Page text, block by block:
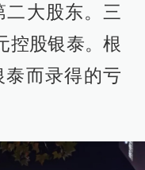
大股东。三
控股银泰。根
而录得的亏